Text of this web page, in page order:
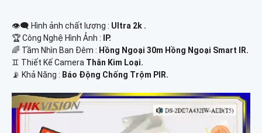
👁️‍🗨 Hình ảnh chất lượng : Ultra 2k .
🏆 Công Nghệ Hình Ảnh :
IP.
🌈 Tầm Nhìn Ban Đêm : Hồng Ngoại 30m Hồng Ngoại Smart IR.
♊ Thiết Kế Camera Thân Kim Loại.
️📡 Khả Năng : Báo Động Chống Trộm PIR.